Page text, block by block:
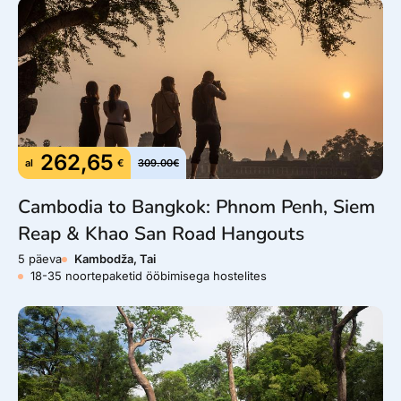
see on osa austavast käitumisest.
Viisa:Enamik riike, sealhulgas Eesti, vajavad
Kambodžasse sisenemiseks viisat, mida saab mugavalt
taotleda veebis või piiril, vaata lähemalt
al 262,65 € 309.00€
Cambodia to Bangkok: Phnom Penh, Siem
Reap & Khao San Road Hangouts
5 päeva
Kambodža, Tai
18-35 noortepaketid ööbimisega hostelites